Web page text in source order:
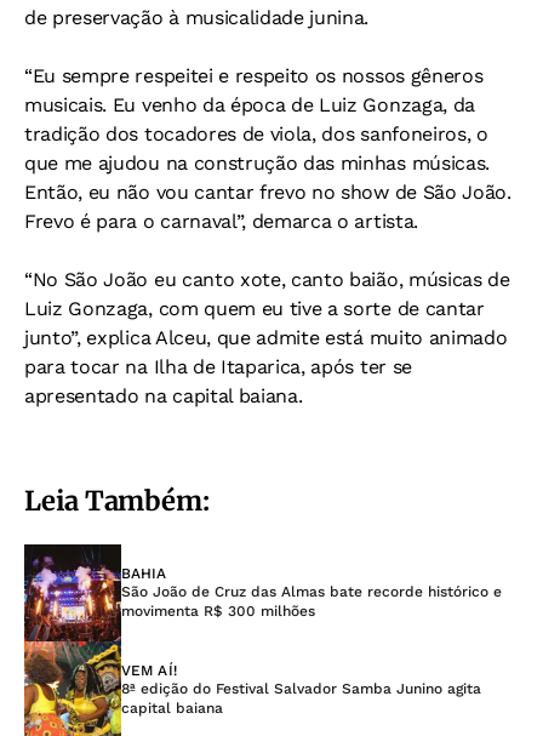
de preservação à musicalidade junina.
“Eu sempre respeitei e respeito os nossos gêneros
musicais. Eu venho da época de Luiz Gonzaga, da
tradição dos tocadores de viola, dos sanfoneiros, o
que me ajudou na construção das minhas músicas.
Então, eu não vou cantar frevo no show de São João.
Frevo é para o carnaval”, demarca o artista.
“No São João eu canto xote, canto baião, músicas de
Luiz Gonzaga, com quem eu tive a sorte de cantar
junto”, explica Alceu, que admite está muito animado
para tocar na Ilha de Itaparica, após ter se
apresentado na capital baiana.
Leia Também:
BAHIA
São João de Cruz das Almas bate recorde histórico e
movimenta R$ 300 milhões
VEM AÍ!
8ª edição do Festival Salvador Samba Junino agita
capital baiana